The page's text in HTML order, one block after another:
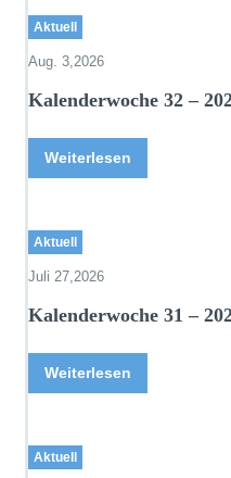
Aktuell
Aug. 3,2026
Kalenderwoche 32 –
Weiterlesen
Aktuell
Juli 27,2026
Kalenderwoche 31 –
Weiterlesen
Aktuell